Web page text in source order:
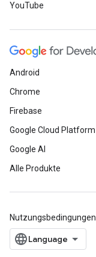
YouTube
Android
Chrome
Firebase
Google Cloud Platform
Google AI
Alle Produkte
Nutzungsbedingungen